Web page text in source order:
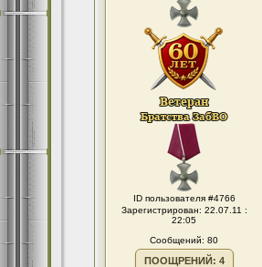
ID пользователя #4766
Зарегистрирован: 22.07.11 :
22:05
Сообщений: 80
ПООЩРЕНИЙ: 4